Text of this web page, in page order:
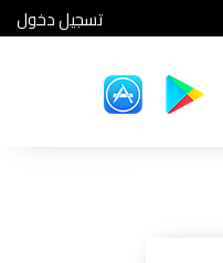
تسجيل دخول